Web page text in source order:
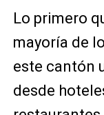
Lo primero
mayoría de
este cantón
desde